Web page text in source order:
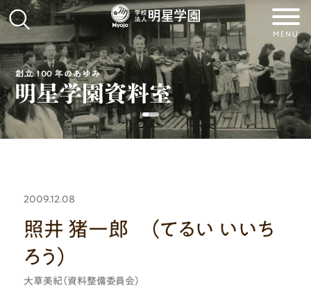
MENU
2009.12.08
照井 猪一郎 （てるい いいち
ろう）
大草美紀（資料整備委員会）